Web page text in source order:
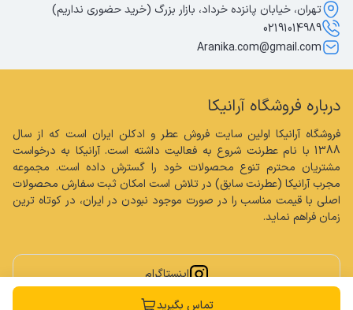
تماس بگیرید
درباره فروشگاه آرانیکا
زمان فراهم نماید.
اینستاگرام
تهران، خیابان پانزده خرداد، بازار بزرگ (خرید حضوری نداریم)
02191014989
Aranika.com@gmail.com